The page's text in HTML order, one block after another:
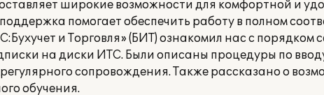
широкие возможности для комфортной и
помогает обеспечить работу в полном
и Торговля» (БИТ) ознакомил нас с
на диски ИТС. Были описаны процедуры по
сопровождения. Также рассказано о
обучения.